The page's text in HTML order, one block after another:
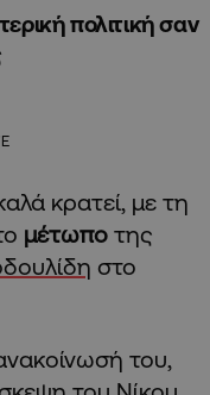
πολιτική σαν
κρατεί, με τη
μέτωπο της
στο
του,